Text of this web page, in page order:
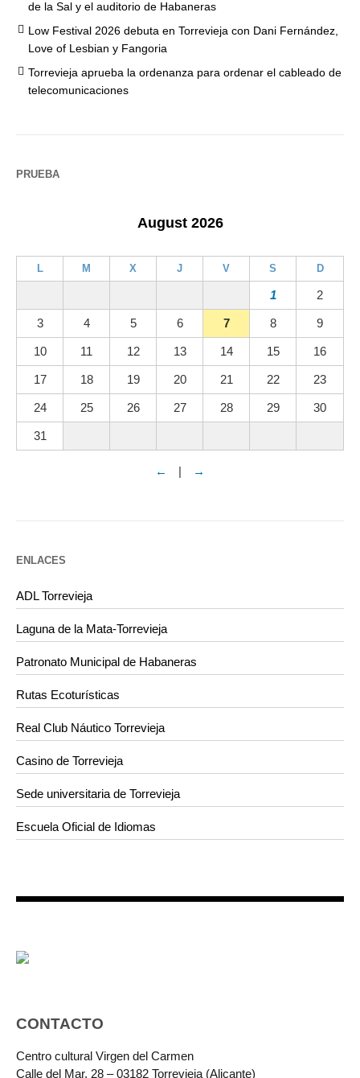
de la Sal y el auditorio de Habaneras
Low Festival 2026 debuta en Torrevieja con Dani Fernández,
Love of Lesbian y Fangoria
Torrevieja aprueba la ordenanza para ordenar el cableado de
telecomunicaciones
PRUEBA
August 2026
L M X J V S D
1 2
3 4 5 6 7 8 9
10 11 12 13 14 15 16
17 18 19 20 21 22 23
24 25 26 27 28 29 30
31
← | →
ENLACES
ADL Torrevieja
Laguna de la Mata-Torrevieja
Patronato Municipal de Habaneras
Rutas Ecoturísticas
Real Club Náutico Torrevieja
Casino de Torrevieja
Sede universitaria de Torrevieja
Escuela Oficial de Idiomas
CONTACTO
Centro cultural Virgen del Carmen
Calle del Mar, 28 – 03182 Torrevieja (Alicante)